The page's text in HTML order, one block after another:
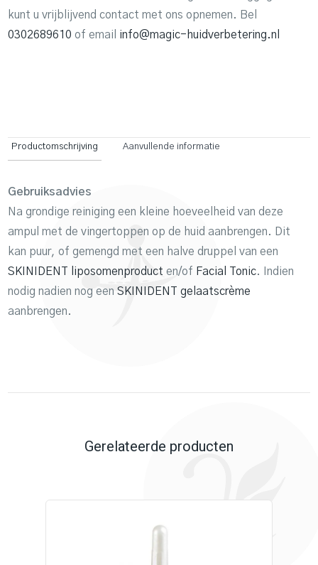
kunt u vrijblijvend contact met ons opnemen. Bel
0302689610 of email info@magic-huidverbetering.nl
Productomschrijving Aanvullende informatie
Gebruiksadvies
Na grondige reiniging een kleine hoeveelheid van deze
ampul met de vingertoppen op de huid aanbrengen. Dit
kan puur, of gemengd met een halve druppel van een
SKINIDENT liposomenproduct en/of Facial Tonic. Indien
nodig nadien nog een SKINIDENT gelaatscrème
aanbrengen.
Gerelateerde producten